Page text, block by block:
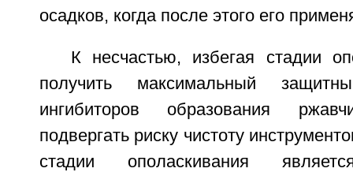
осадков, когда после этого его
К несчастью, избегая стадии
получить максимальный
ингибиторов образования
подвергать риску чистоту
стадии ополаскивания